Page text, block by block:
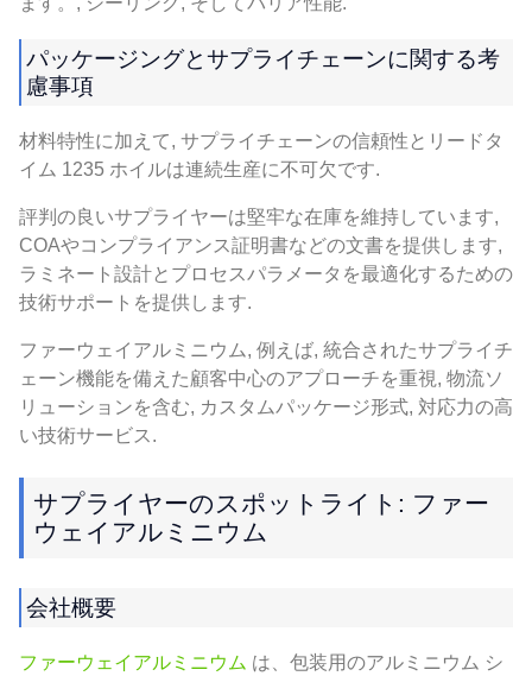
パッケージングとサプライチェーンに関する考
慮事項
材料特性に加えて, サプライチェーンの信頼性とリードタ
イム 1235 ホイルは連続生産に不可欠です.
評判の良いサプライヤーは堅牢な在庫を維持しています,
COAやコンプライアンス証明書などの文書を提供します,
ラミネート設計とプロセスパラメータを最適化するための
技術サポートを提供します.
ファーウェイアルミニウム, 例えば, 統合されたサプライチ
ェーン機能を備えた顧客中心のアプローチを重視, 物流ソ
リューションを含む, カスタムパッケージ形式, 対応力の高
い技術サービス.
サプライヤーのスポットライト: ファー
ウェイアルミニウム
会社概要
ファーウェイアルミニウム は、包装用のアルミニウム シ